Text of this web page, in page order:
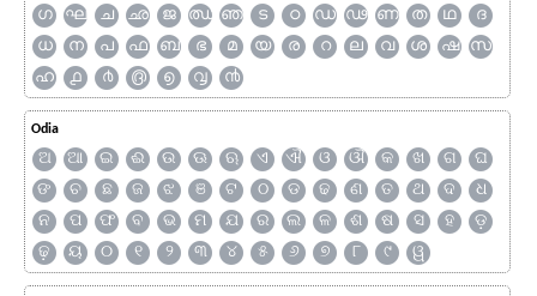
ഗ
ഘ ച ഛ ജ ഝ ഞ ട ഠ ഡ ഢ ണ ത ഥ
ദ
ധ
ന പ ഫ ബ ഭ മ യ ര റ ല വ ശ ഷ
സ
ഹ
൧ ൪ ൫ ൭ ൮ ൯
Odia
ଅ ଆ ଇ ଈ ଉ ଊ ଋ ଏ ଐ ଓ ଔ କ ଖ ଗ
ଘ
ଙ
ଚ ଛ ଜ ଝ ଞ ଟ ଠ ଡ ଢ ଣ ତ ଥ ଦ
ଧ
ନ
ପ ଫ ବ ଭ ମ ଯ ର ଲ ଳ ଶ ଷ ସ ହ
ଡ଼
ଢ଼
ୟ ୦ ୧ ୨ ୩ ୪ ୫ ୬ ୭ ୮ ୯ ୱ